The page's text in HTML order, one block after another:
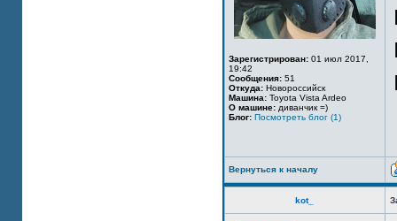
Зарегистрирован: 01 июл 2017,
19:42
Сообщения: 51
Откуда: Новороссийск
Машина: Toyota Vista Ardeo
О машине: диванчик =)
Блог: Посмотреть блог (1)
Вернуться к началу
kot_